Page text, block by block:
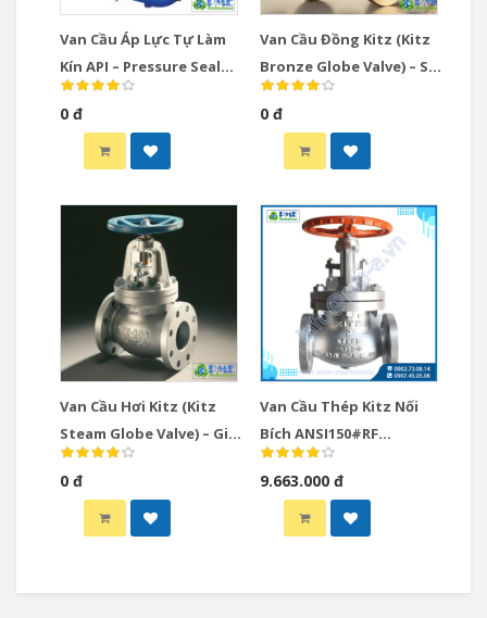
Van Cầu Áp Lực Tự Làm
Kín API – Pressure Seal
Globe Valve Nối Hàn BW
0 đ
Van Cầu Đồng Kitz (Kitz
Bronze Globe Valve) – Sự
Lựa Chọn Hoàn Hảo Cho
Hệ Thống Cấp Thoát
Nước Và Hơi Nóng
0 đ
Van Cầu Hơi Kitz (Kitz
Steam Globe Valve) – Giải
Pháp Tối Ưu Cho Hệ
Thống Hơi Công Nghiệp
0 đ
Van Cầu Thép Kitz Nối
Bích ANSI150#RF
Model/Fig: 150SCJS
9.663.000 đ